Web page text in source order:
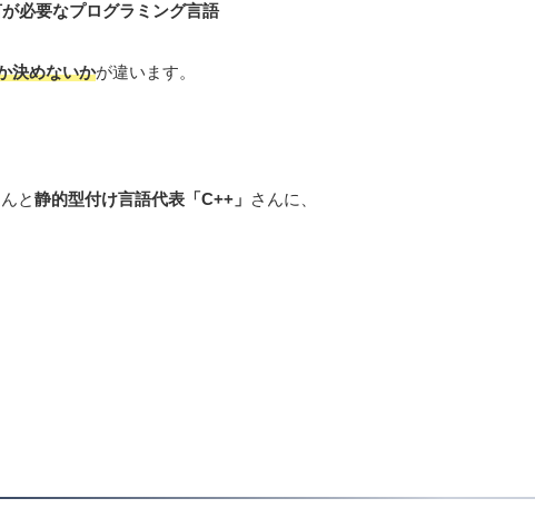
必要なプログラミング言語
決めないかが違います。
と静的型付け言語代表「C++」 さんに、